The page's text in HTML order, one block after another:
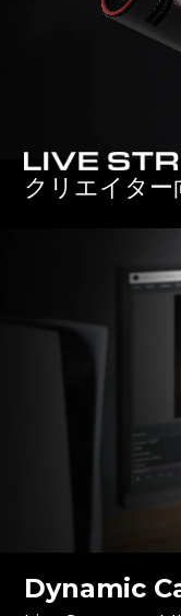
Live Streamer MIC 330
クリエイタ
Dynamic